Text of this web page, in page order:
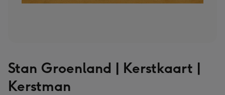
Stan Groenland | Kerstkaart |
Kerstman